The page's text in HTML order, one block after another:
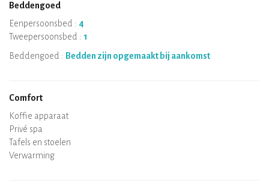
Beddengoed
Eenpersoonsbed : 4
Tweepersoonsbed : 1
Beddengoed : Bedden zijn opgemaakt bij aankomst
Comfort
Magnetron
Koffie apparaat
Theekoker
Fornuis
Oven
Koelkast
Servies
Vaatwasser
Baby stoel
Privé spa
Sauna
Tafels en stoelen
Air conditioning
Verwarming